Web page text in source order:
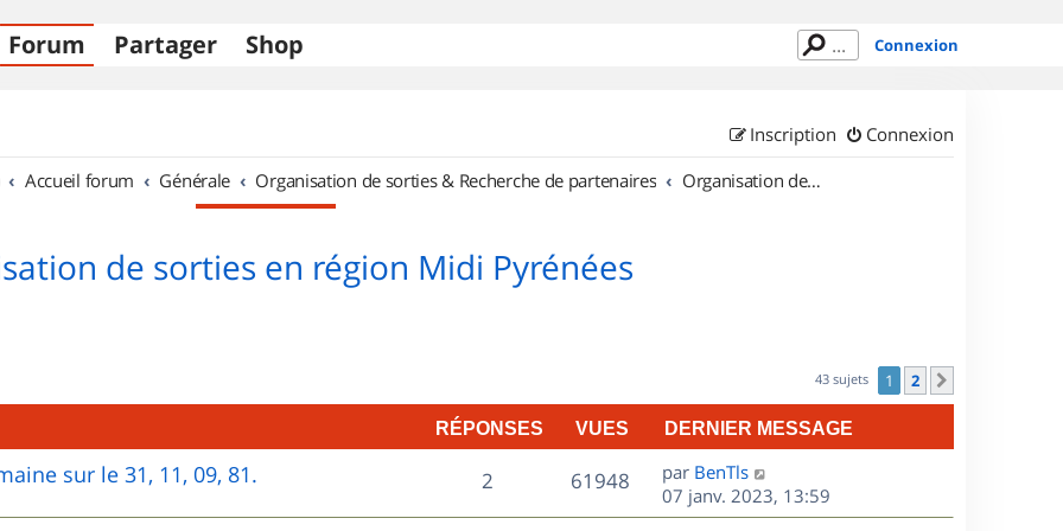
Forum Partager Shop Connexion
Connexion
Inscription
Accueil forum Générale Organisation de sorties & Recherche de partenaires Organisation de sorties en région Midi Pyrénées
de sorties en région Midi Pyrénées
43 sujets 1 2
RÉPONSES VUES DERNIER MESSAGE
sur le 31, 11, 09, 81. 2R
é
61948V
u
D
e
r
par BenTls
07 janv. 2023, 13:59